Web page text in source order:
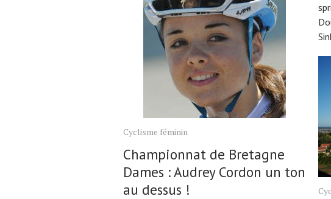
Cyclisme féminin
Championnat de Bretagne
Dames : Audrey Cordon un ton
au dessus !